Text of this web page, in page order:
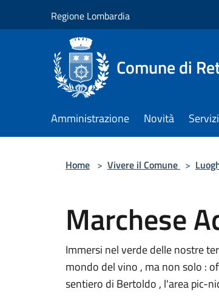
Regione Lombardia
Comune di
Amministrazione Novità Servizi
Home > Vivere il Comune >
Marchese
Immersi nel verde delle nostre
mondo del vino , ma non solo :
sentiero di Bertoldo , l'area pic-